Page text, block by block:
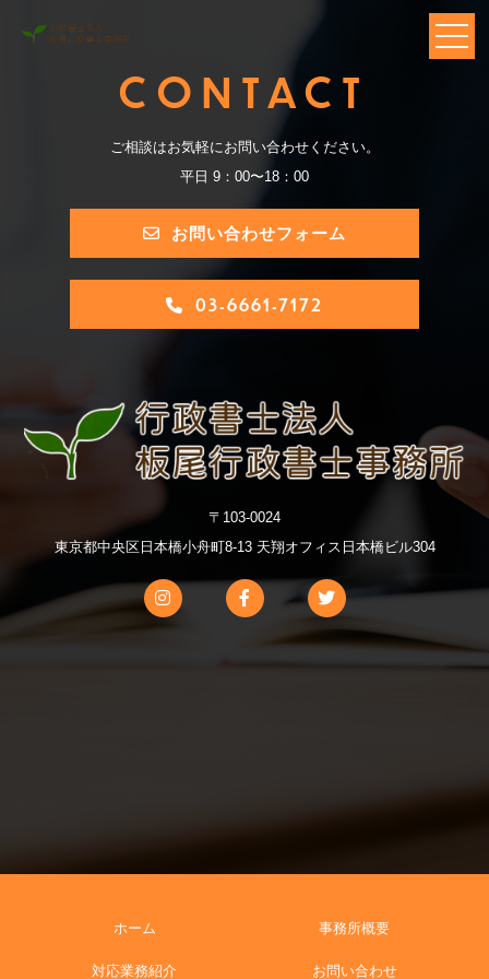
CONTACT
ご相談はお気軽にお問い合わせください。
平日 9：00〜18：00
お問い合わせフォーム
03-6661-7172
〒103-0024
東京都中央区日本橋小舟町8-13 天翔オフィス日本橋ビル304
ホーム
対応業務紹介
事務所概要
お問い合わせ